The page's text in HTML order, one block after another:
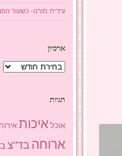
עידית מורנו- כשעור
ארכיון
ארכיון
תגיות
אוכל איכות אירוח
ארוחה בד"צ